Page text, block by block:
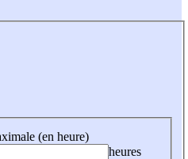
(en heure)
heures